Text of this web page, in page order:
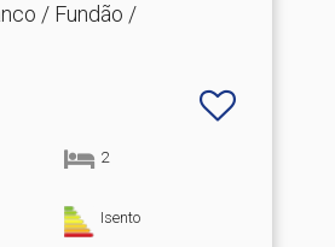
/ Fundão /
2
Isento